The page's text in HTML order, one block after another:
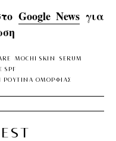
Google Newsγια
MOCHI SKIN
SERUM
SPF
ΡΟΥΤΙΝΑ ΟΜΟΡΦΙΑΣ